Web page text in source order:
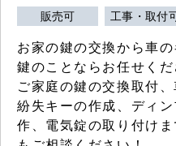
販売可 工事・取付
お家の鍵の交換から車
鍵のことならお任せくだ
ご家庭の鍵の交換取付
紛失キーの作成、ディ
作、電気錠の取り付け